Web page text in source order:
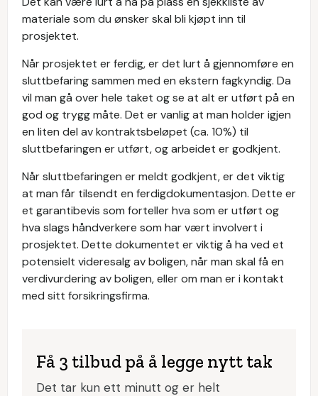
materiale som du ønsker skal bli kjøpt inn til
prosjektet.
Når prosjektet er ferdig, er det lurt å gjennomføre en
sluttbefaring sammen med en ekstern fagkyndig. Da
vil man gå over hele taket og se at alt er utført på en
god og trygg måte. Det er vanlig at man holder igjen
en liten del av kontraktsbeløpet (ca. 10%) til
sluttbefaringen er utført, og arbeidet er godkjent.
Når sluttbefaringen er meldt godkjent, er det viktig
at man får tilsendt en ferdigdokumentasjon. Dette er
et garantibevis som forteller hva som er utført og
hva slags håndverkere som har vært involvert i
prosjektet. Dette dokumentet er viktig å ha ved et
potensielt videresalg av boligen, når man skal få en
verdivurdering av boligen, eller om man er i kontakt
med sitt forsikringsfirma.
Få 3 tilbud på å legge nytt tak
Det tar kun ett minutt og er helt